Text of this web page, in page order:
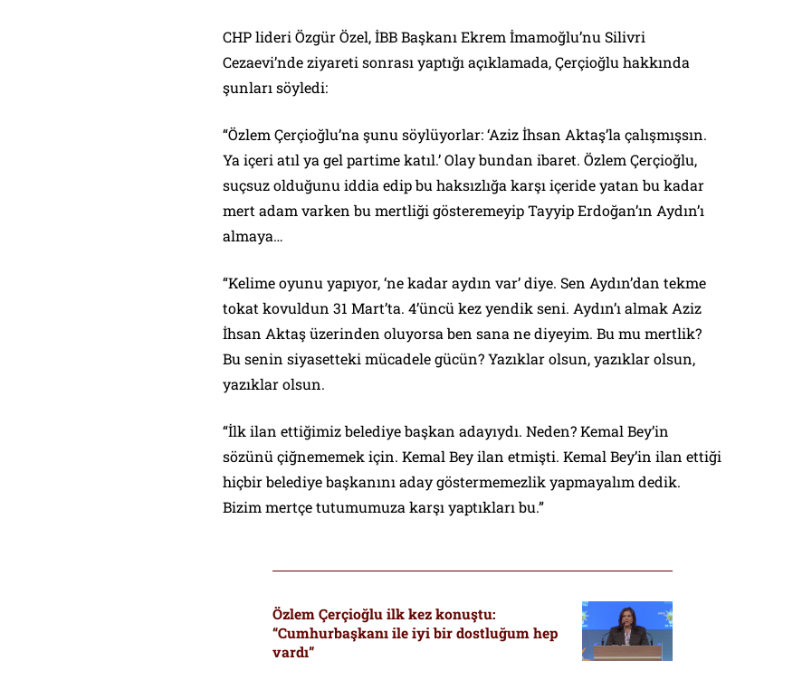
CHP lideri Özgür Özel, İBB Başkanı Ekrem İmamoğlu’nu Silivri
Cezaevi’nde ziyareti sonrası yaptığı açıklamada, Çerçioğlu hakkında
şunları söyledi:
“Özlem Çerçioğlu’na şunu söylüyorlar: ‘Aziz İhsan Aktaş’la çalışmışsın.
Ya içeri atıl ya gel partime katıl.’ Olay bundan ibaret. Özlem Çerçioğlu,
suçsuz olduğunu iddia edip bu haksızlığa karşı içeride yatan bu kadar
mert adam varken bu mertliği gösteremeyip Tayyip Erdoğan’ın Aydın’ı
almaya…
“Kelime oyunu yapıyor, ‘ne kadar aydın var’ diye. Sen Aydın’dan tekme
tokat kovuldun 31 Mart’ta. 4’üncü kez yendik seni. Aydın’ı almak Aziz
İhsan Aktaş üzerinden oluyorsa ben sana ne diyeyim. Bu mu mertlik?
Bu senin siyasetteki mücadele gücün? Yazıklar olsun, yazıklar olsun,
yazıklar olsun.
“İlk ilan ettiğimiz belediye başkan adayıydı. Neden? Kemal Bey’in
sözünü çiğnememek için. Kemal Bey ilan etmişti. Kemal Bey’in ilan ettiği
hiçbir belediye başkanını aday göstermemezlik yapmayalım dedik.
Bizim mertçe tutumumuza karşı yaptıkları bu.”
Özlem Çerçioğlu ilk kez konuştu:
“Cumhurbaşkanı ile iyi bir dostluğum hep
vardı”